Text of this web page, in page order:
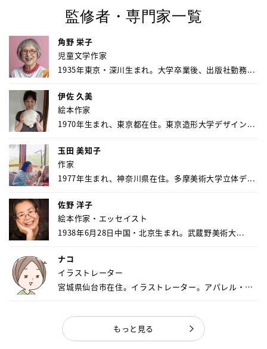
監修者・専門家一覧
角野 栄子
児童文学作家
1935年東京・深川生まれ。大学卒業後、出版社勤務...
伊佐 久美
絵本作家
1970年生まれ、東京都在住。東京造形大学デザイン...
玉田 美知子
作家
1977年生まれ、神奈川県在住。多摩美術大学立体デ...
佐野 洋子
絵本作家・エッセイスト
1938年6月28日中国・北京生まれ。武蔵野美術大...
ナコ
イラストレーター
宮城県仙台市在住。イラストレーター。アパレル・キ
もっと見る